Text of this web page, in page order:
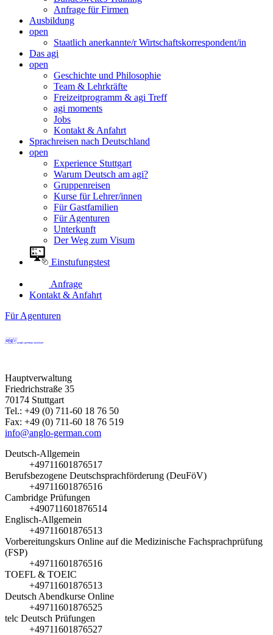
Anfrage für Firmen
Ausbildung
open
Staatlich anerkannte/r Wirtschaftskorrespondent/in
Das agi
open
Geschichte und Philosophie
Team & Lehrkräfte
Freizeitprogramm & agi Treff
agi moments
Jobs
Kontakt & Anfahrt
Sprachreisen nach Deutschland
open
Experience Stuttgart
Warum Deutsch am agi?
Gruppenreisen
Kurse für Lehrer/innen
Für Gastfamilien
Für Agenturen
Unterkunft
Der Weg zum Visum
Einstufungstest
Anfrage
Kontakt & Anfahrt
Für Agenturen
Hauptverwaltung
Friedrichstraße 35
70174 Stuttgart
Tel.: +49 (0) 711-60 18 76 50
Fax: +49 (0) 711-60 18 76 519
info@anglo-german.com
Deutsch-Allgemein
+49711601876517
Berufsbezogene Deutschsprachförderung (DeuFöV)
+49711601876516
Cambridge Prüfungen
+490711601876514
Englisch-Allgemein
+49711601876513
Vorbereitungskurs Online auf die Medizinische Fachsprachprüfung
(FSP)
+49711601876516
TOEFL & TOEIC
+49711601876513
Deutsch Abendkurse Online
+49711601876525
telc Deutsch Prüfungen
+49711601876527